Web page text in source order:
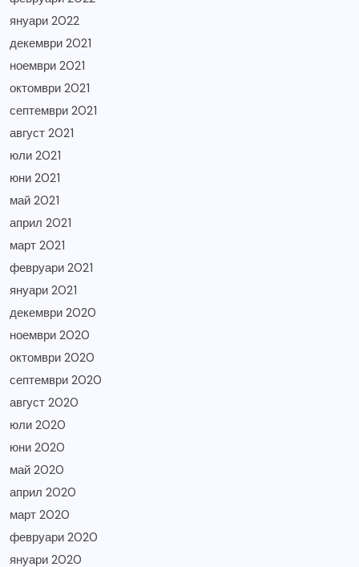
януари 2022
декември 2021
ноември 2021
октомври 2021
септември 2021
август 2021
юли 2021
юни 2021
май 2021
април 2021
март 2021
февруари 2021
януари 2021
декември 2020
ноември 2020
октомври 2020
септември 2020
август 2020
юли 2020
юни 2020
май 2020
април 2020
март 2020
февруари 2020
януари 2020